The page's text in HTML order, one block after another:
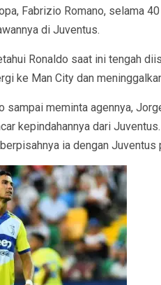
Fabrizio Romano, selama
di Juventus.
Ronaldo saat ini tengah
ke Man City dan
sampai meminta agennya,
kepindahannya dari
ia dengan